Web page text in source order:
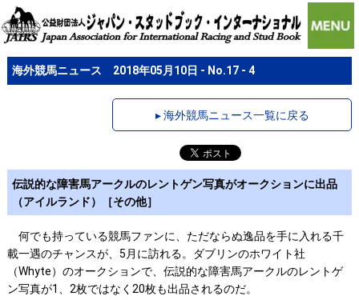
海外競馬ニュース 2018年05月10日 - No.17 - 4
▸ 海外競馬ニュース一覧に戻る
伝説的な障害馬アークルのレントゲン写真がオークションに出品
（アイルランド）［その他］
何でも持っている競馬ファンに、ただならぬ逸品を手に入れる千
載一遇のチャンスが、5月に訪れる。ダブリンのホワイト社
（Whyte）のオークションで、伝説的な障害馬アークルのレントゲ
ン写真が1、2枚ではなく20枚も出品されるのだ。